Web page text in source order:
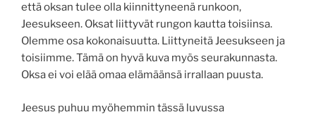
että oksan tulee olla kiinnittyneenä runkoon,
Jeesukseen. Oksat liittyvät rungon kautta toisiinsa.
Olemme osa kokonaisuutta. Liittyneitä Jeesukseen ja
toisiimme. Tämä on hyvä kuva myös seurakunnasta.
Oksa ei voi elää omaa elämäänsä irrallaan puusta.
Jeesus puhuu myöhemmin tässä luvussa